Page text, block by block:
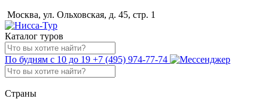
Москва, ул. Ольховская, д. 45, стр. 1
Каталог туров
По будням с 10 до 19 +7 (495) 974-77-74
Страны